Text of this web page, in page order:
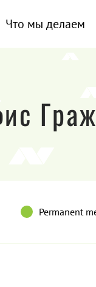
Что мы делаем
Permanent